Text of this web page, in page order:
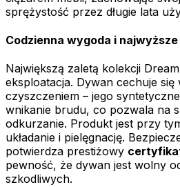
sprężystość przez długie lata
Codzienna wygoda i
Największą zaletą kolekcji
eksploatacja. Dywan cechuje się
czyszczeniem – jego
wnikanie brudu, co pozwala na
odkurzanie. Produkt jest przy
układanie i pielęgnację.
potwierdza prestiżowy
pewność, że dywan jest wolny
szkodliwych.